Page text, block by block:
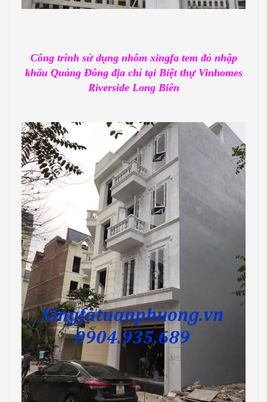
Công trình sử dụng nhôm xingfa tem đỏ nhập
khẩu Quảng Đông địa chỉ tại Biệt thự Vinhomes
Riverside Long Biên